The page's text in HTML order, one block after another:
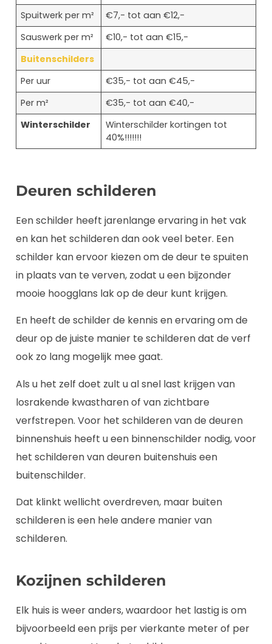
Spuitwerk per m²
€7,- tot aan €12,-
Sauswerk per m²
€10,- tot aan €15,-
Buitenschilders
Per uur
€35,- tot aan €45,-
Per m²
€35,- tot aan €40,-
Winterschilder
Winterschilder kortingen tot
40%!!!!!!!
Deuren schilderen
Een schilder heeft jarenlange ervaring in het vak
en kan het schilderen dan ook veel beter. Een
schilder kan ervoor kiezen om de deur te spuiten
in plaats van te verven, zodat u een bijzonder
mooie hoogglans lak op de deur kunt krijgen.
En heeft de schilder de kennis en ervaring om de
deur op de juiste manier te schilderen dat de verf
ook zo lang mogelijk mee gaat.
Als u het zelf doet zult u al snel last krijgen van
losrakende kwastharen of van zichtbare
verfstrepen. Voor het schilderen van de deuren
binnenshuis heeft u een binnenschilder nodig, voor
het schilderen van deuren buitenshuis een
buitenschilder.
Dat klinkt wellicht overdreven, maar buiten
schilderen is een hele andere manier van
schilderen.
Kozijnen schilderen
Elk huis is weer anders, waardoor het lastig is om
bijvoorbeeld een prijs per vierkante meter of per